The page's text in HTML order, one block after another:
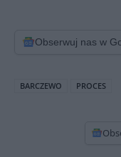
Obserwuj nas w
BARCZEWO PROCES